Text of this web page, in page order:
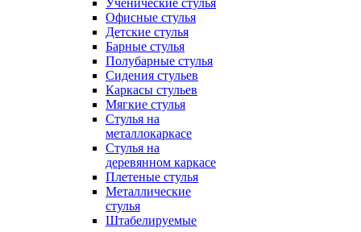
Ученические стулья
Офисные стулья
Детские стулья
Барные стулья
Полубарные стулья
Сидения стульев
Каркасы стульев
Мягкие стулья
Стулья на
металлокаркасе
Стулья на
деревянном каркасе
Плетеные стулья
Металлические
стулья
Штабелируемые